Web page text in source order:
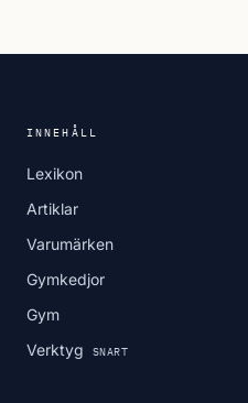
INNEHÅLL
Lexikon
Artiklar
Varumärken
Gymkedjor
Gym
Verktyg
SNART